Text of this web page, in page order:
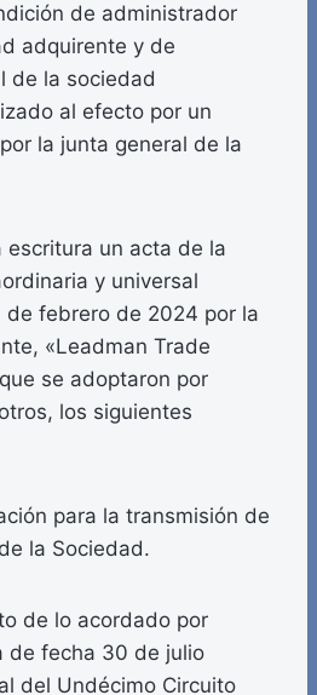
de administrador
adquirente y de
de la sociedad
al efecto por un
la junta general de la
escritura un acta de la
y universal
de febrero de 2024 por la
«Leadman Trade
se adoptaron por
los siguientes
para la transmisión de
la Sociedad.
de lo acordado por
de fecha 30 de julio
del Undécimo Circuito